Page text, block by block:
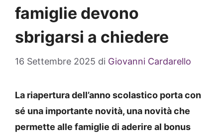
famiglie devono
sbrigarsi a chiedere
16 Settembre 2025 di Giovanni Cardarello
La riapertura dell’anno scolastico porta con
sé una importante novità, una novità che
permette alle famiglie di aderire al bonus